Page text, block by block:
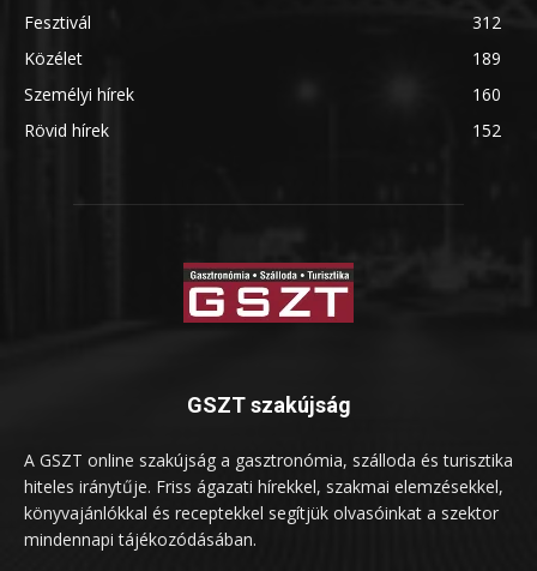
Fesztivál
312
Közélet
189
Személyi hírek
160
Rövid hírek
152
GSZT szakújság
A GSZT online szakújság a gasztronómia, szálloda és turisztika
hiteles iránytűje. Friss ágazati hírekkel, szakmai elemzésekkel,
könyvajánlókkal és receptekkel segítjük olvasóinkat a szektor
mindennapi tájékozódásában.